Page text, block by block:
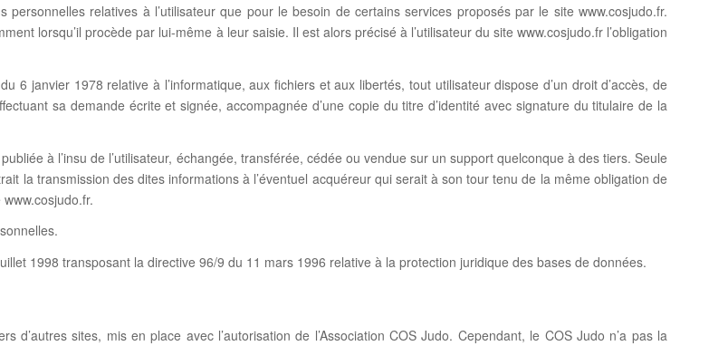
relatives à l’utilisateur que pour le besoin de certains services proposés par le site www.cosjudo.fr.
lorsqu’il procède par lui-même à leur saisie. Il est alors précisé à l’utilisateur du site www.cosjudo.fr l’obligation
6 janvier 1978 relative à l’informatique, aux fichiers et aux libertés, tout utilisateur dispose d’un droit d’accès, de
sa demande écrite et signée, accompagnée d’une copie du titre d’identité avec signature du titulaire de la
à l’insu de l’utilisateur, échangée, transférée, cédée ou vendue sur un support quelconque à des tiers. Seule
la transmission des dites informations à l’éventuel acquéreur qui serait à son tour tenu de la même obligation de
1998 transposant la directive 96/9 du 11 mars 1996 relative à la protection juridique des bases de données.
sites, mis en place avec l’autorisation de l’Association COS Judo. Cependant, le COS Judo n’a pas la